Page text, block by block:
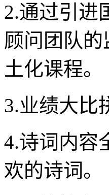
2.通过引进
顾问团队
土化课程。
3.业绩大比
4.诗词内容
欢的诗词。